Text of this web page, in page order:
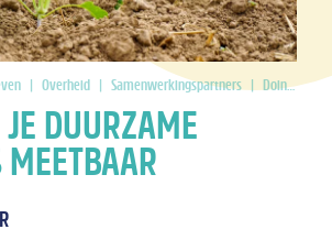
| Overheid | Samenwerkingspartners | Doing Good
DUURZAME